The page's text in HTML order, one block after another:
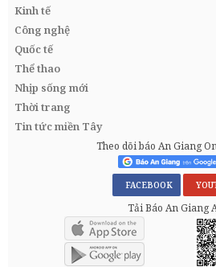
Kinh tế
Công nghệ
Quốc tế
Thể thao
Nhịp sống mới
Thời trang
Tin tức miền Tây
Theo dõi báo An Giang
FACEBOOK
Tải Báo An Giang